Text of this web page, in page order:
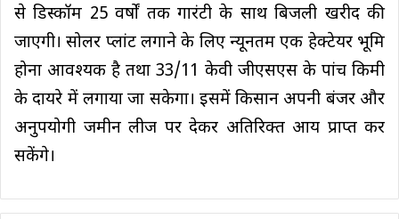
से डिस्कॉम 25 वर्षों तक गारंटी के साथ बिजली खरीद की
जाएगी। सोलर प्लांट लगाने के लिए न्यूनतम एक हेक्टेयर भूमि
होना आवश्यक है तथा 33/11 केवी जीएसएस के पांच किमी
के दायरे में लगाया जा सकेगा। इसमें किसान अपनी बंजर और
अनुपयोगी जमीन लीज पर देकर अतिरिक्त आय प्राप्त कर
सकेंगे।